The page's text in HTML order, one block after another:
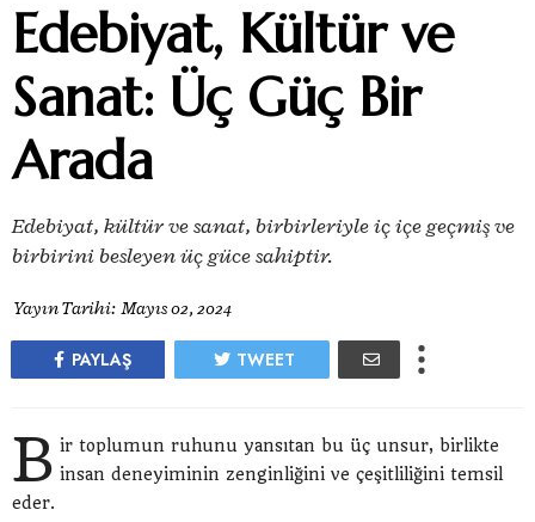
Edebiyat, Kültür ve
Sanat: Üç Güç Bir
Arada
Edebiyat, kültür ve sanat, birbirleriyle iç içe geçmiş ve
birbirini besleyen üç güce sahiptir.
Yayın Tarihi: Mayıs 02, 2024
PAYLAŞ TWEET
B ir toplumun ruhunu yansıtan bu üç unsur, birlikte
insan deneyiminin zenginliğini ve çeşitliliğini temsil
eder.